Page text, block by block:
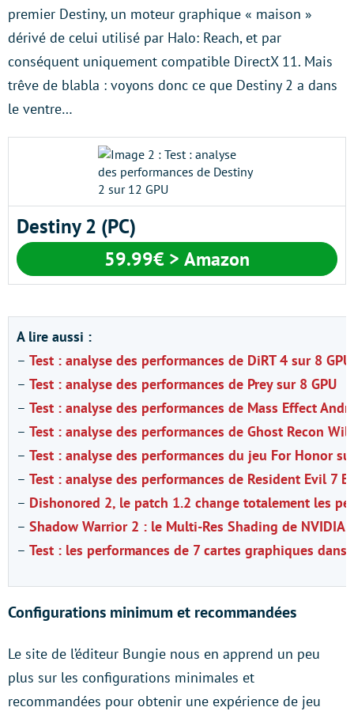
premier Destiny, un moteur graphique « maison »
dérivé de celui utilisé par Halo: Reach, et par
conséquent uniquement compatible DirectX 11. Mais
trêve de blabla : voyons donc ce que Destiny 2 a dans
le ventre…
Destiny 2 (PC)
59.99€ > Amazon
A lire aussi :
– Test : analyse des performances de DiRT 4 sur 8 GPU
– Test : analyse des performances de Prey sur 8 GPU
– Test : analyse des performances de Mass Effect
– Test : analyse des performances de Ghost Recon
– Test : analyse des performances du jeu For Honor
– Test : analyse des performances de Resident Evil 7
– Dishonored 2, le patch 1.2 change totalement les
– Shadow Warrior 2 : le Multi-Res Shading de NVIDIA
– Test : les performances de 7 cartes graphiques dans
Configurations minimum et recommandées
Le site de l’éditeur Bungie nous en apprend un peu
plus sur les configurations minimales et
recommandées pour obtenir une expérience de jeu